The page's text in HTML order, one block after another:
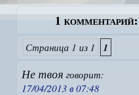
1
Страница 1 из 1 1
Не твоя говорит:
17/04/2013 в 07:48